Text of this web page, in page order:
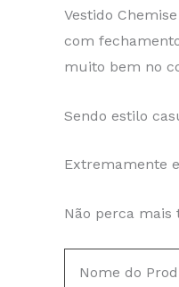
Vestido
com
muito bem no
Sendo estilo
Extremamente
Não perca mais
Nome do